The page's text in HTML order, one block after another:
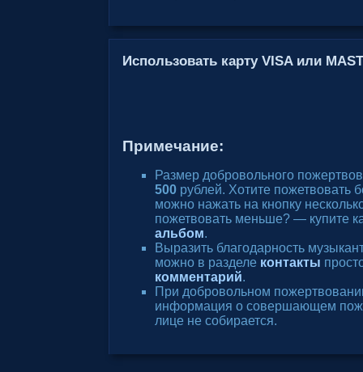
Использовать карту VISA или
Примечание:
Размер добровольного
500рублей. Хотите пожетвовать
можно нажать на кнопку
пожетвовать меньше? — купите
альбом.
Выразить благодарность
можно в разделе контакты
комментарий.
При добровольном
информация о совершающем
лице не собирается.